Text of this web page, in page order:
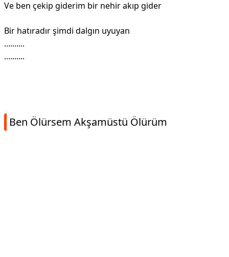
Ve ben çekip giderim bir nehir akıp gider
Bir hatıradır şimdi dalgın uyuyan
..........
..........
Ben Ölürsem Akşamüstü Ölürüm